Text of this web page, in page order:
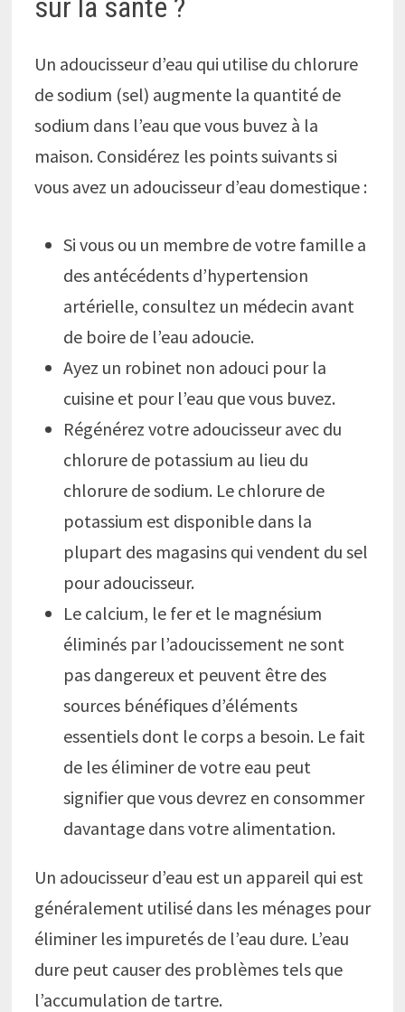
sur la santé ?
Un adoucisseur d’eau qui utilise du chlorure
de sodium (sel) augmente la quantité de
sodium dans l’eau que vous buvez à la
maison. Considérez les points suivants si
vous avez un adoucisseur d’eau domestique :
Si vous ou un membre de votre famille a
des antécédents d’hypertension
artérielle, consultez un médecin avant
de boire de l’eau adoucie.
Ayez un robinet non adouci pour la
cuisine et pour l’eau que vous buvez.
Régénérez votre adoucisseur avec du
chlorure de potassium au lieu du
chlorure de sodium. Le chlorure de
potassium est disponible dans la
plupart des magasins qui vendent du sel
pour adoucisseur.
Le calcium, le fer et le magnésium
éliminés par l’adoucissement ne sont
pas dangereux et peuvent être des
sources bénéfiques d’éléments
essentiels dont le corps a besoin. Le fait
de les éliminer de votre eau peut
signifier que vous devrez en consommer
davantage dans votre alimentation.
Un adoucisseur d’eau est un appareil qui est
généralement utilisé dans les ménages pour
éliminer les impuretés de l’eau dure. L’eau
dure peut causer des problèmes tels que
l’accumulation de tartre.